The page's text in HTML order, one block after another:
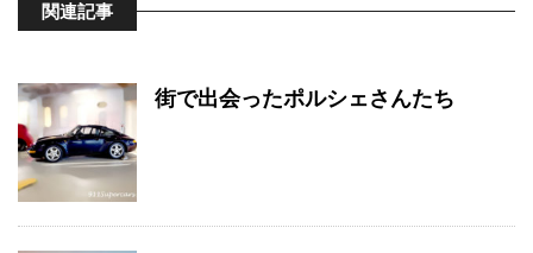
関連記事
街で出会ったポルシェさんたち